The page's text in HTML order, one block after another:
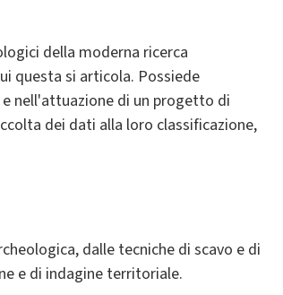
della moderna ricerca
questa si articola. Possiede
nell'attuazione di un progetto di
dei dati alla loro classificazione,
dalle tecniche di scavo e di
e di indagine territoriale.